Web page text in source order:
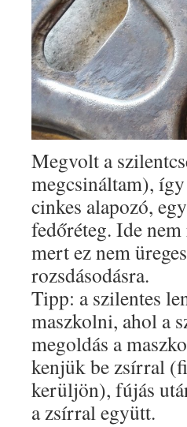
Megvolt a
megcsináltam),
cinkes alapozó,
fedőréteg. Ide
mert ez nem
rozsdásodásra.
Tipp: a szilentes
maszkolni, ahol a
megoldás a
kenjük be zsírral
kerüljön), fújás
a zsírral együtt.